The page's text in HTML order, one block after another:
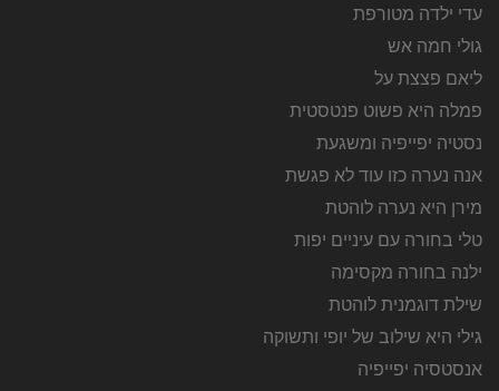
עדי ילדה מטורפת
גולי חמה אש
ליאם פצצת על
פמלה היא פשוט פנטסטית
נסטיה יפייפיה ומשגעת
אנה נערה כזו עוד לא פגשת
מירן היא נערה לוהטת
טלי בחורה עם עיניים יפות
ילנה בחורה מקסימה
שילת דוגמנית לוהטת
גילי היא שילוב של יופי ותשוקה
אנסטסיה יפייפיה